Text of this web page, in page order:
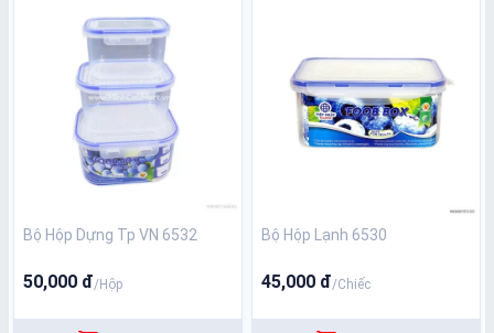
Bộ Hộp Dựng Tp VN 6532
50,000 đ/Hộp
Bộ Hộp Lạnh 6530
45,000 đ/Chiếc